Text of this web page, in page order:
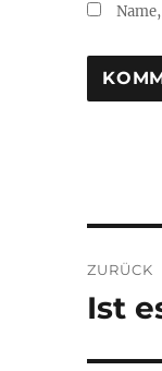
ZURÜCK
Ist